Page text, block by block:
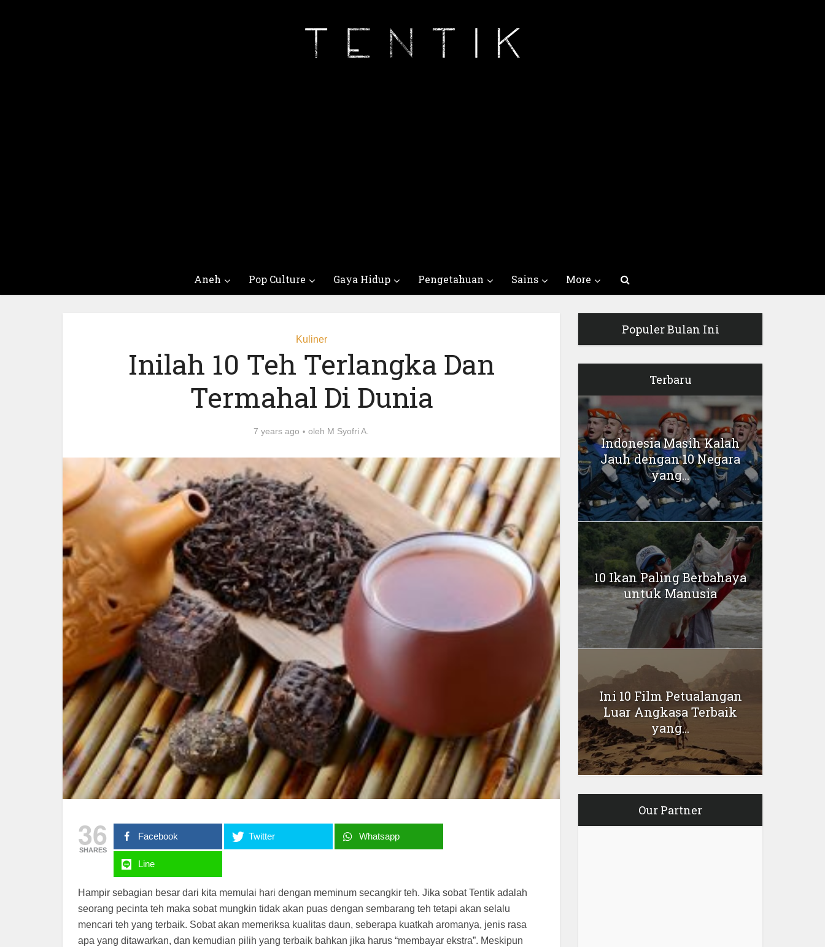
Aneh Pop Culture Gaya Hidup Pengetahuan Sains More
Kuliner
Inilah 10 Teh Terlangka Dan
Termahal Di Dunia
7 years ago oleh M Syofri A.
36
SHARES
Facebook Twitter Whatsapp
Line
Hampir sebagian besar dari kita memulai hari dengan meminum secangkir teh. Jika sobat Tentik adalah
seorang pecinta teh maka sobat mungkin tidak akan puas dengan sembarang teh tetapi akan selalu
mencari teh yang terbaik. Sobat akan memeriksa kualitas daun, seberapa kuatkah aromanya, jenis rasa
apa yang ditawarkan, dan kemudian pilih yang terbaik bahkan jika harus “membayar ekstra”. Meskipun
Populer Bulan Ini
Terbaru
Indonesia Masih Kalah
Jauh dengan 10 Negara
yang...
10 Ikan Paling Berbahaya
untuk Manusia
Ini 10 Film Petualangan
Luar Angkasa Terbaik
yang...
Our Partner